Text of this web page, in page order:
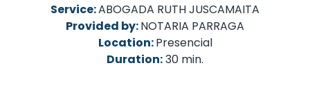
Service:ABOGADA RUTH JUSCAMAITA
Provided by:NOTARIA PARRAGA
Location:Presencial
Duration:30 min.